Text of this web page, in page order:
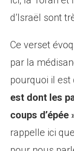
d’Israël sont
Ce verset
par la
pourquoi il est
est dont les
coups d’épée
rappelle ici